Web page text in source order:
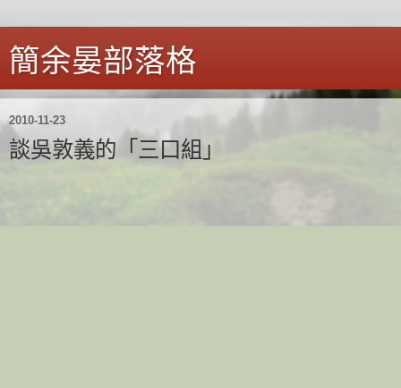
簡余晏部落格
2010-11-23
談吳敦義的「三口組」